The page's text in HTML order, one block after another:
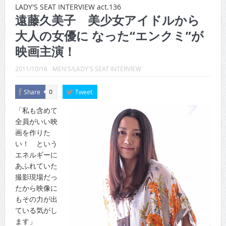
CINEMA×STYLE 289号
CINEMA×STYLE 288号
CINEMA×STYLE 287号
CINEMA×STYLE 294号
LADY'S SEAT INTERVIEW act.136
遠藤久美子 美少女アイドルから
大人の女優に なった“エンクミ”が
映画主演！
2011/10/16 MEN'S/LADY'S SEAT INTERVIEW
Share 0 Tweet
「私も含めて
全員がいい映
画を作りた
い！ という
エネルギーに
あふれていた
撮影現場だっ
たから映像に
もその力が出
ている気がし
ます」